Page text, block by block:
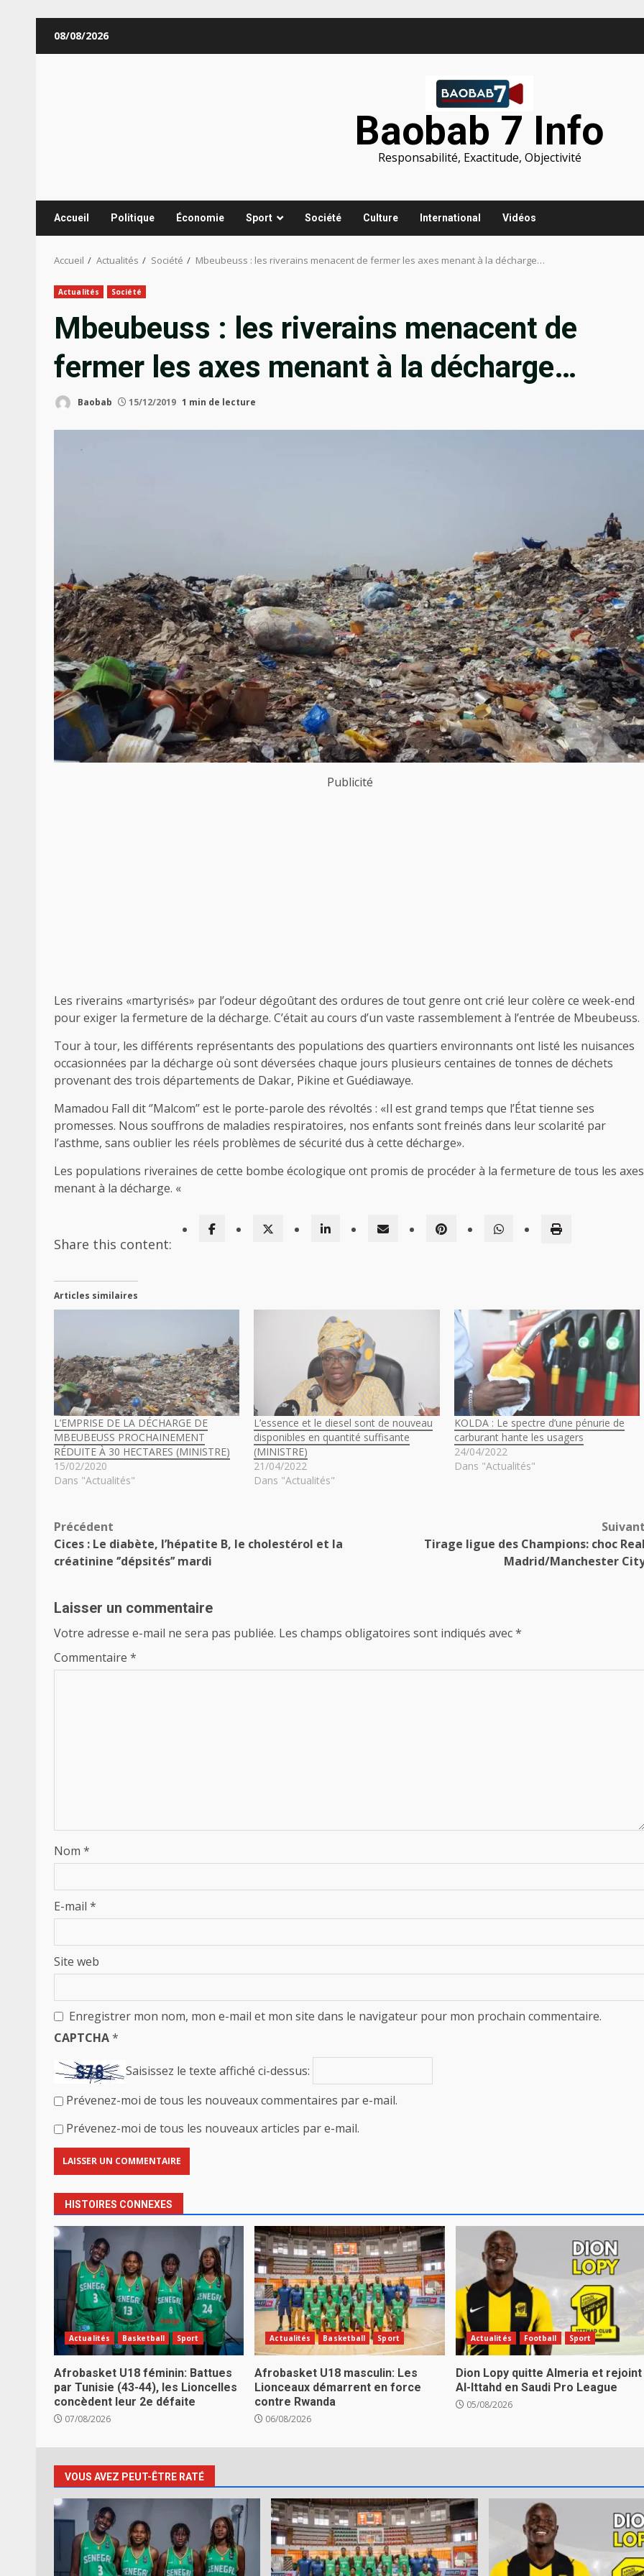
08/08/2026
Baobab 7 Info
Responsabilité, Exactitude, Objectivité
Accueil Politique Économie Sport Société Culture International Vidéos
Accueil Actualités Société Mbeubeuss : les riverains menacent de fermer les axes menant à la décharge…
Actualités Société
Mbeubeuss : les riverains menacent de
fermer les axes menant à la décharge…
Baobab 15/12/2019 1 min de lecture
Publicité
Les riverains «martyrisés» par l’odeur dégoûtant des ordures de tout genre ont crié leur colère ce week-end
pour exiger la fermeture de la décharge. C’était au cours d’un vaste rassemblement à l’entrée de Mbeubeuss.
Tour à tour, les différents représentants des populations des quartiers environnants ont listé les nuisances
occasionnées par la décharge où sont déversées chaque jours plusieurs centaines de tonnes de déchets
provenant des trois départements de Dakar, Pikine et Guédiawaye.
Mamadou Fall dit ‘’Malcom’’ est le porte-parole des révoltés : «Il est grand temps que l’État tienne ses
promesses. Nous souffrons de maladies respiratoires, nos enfants sont freinés dans leur scolarité par
l’asthme, sans oublier les réels problèmes de sécurité dus à cette décharge».
Les populations riveraines de cette bombe écologique ont promis de procéder à la fermeture de tous les axes
menant à la décharge. «
Share this content:
Articles similaires
L’EMPRISE DE LA DÉCHARGE DE
MBEUBEUSS PROCHAINEMENT
RÉDUITE À 30 HECTARES (MINISTRE)
15/02/2020
Dans "Actualités"
L’essence et le diesel sont de nouveau
disponibles en quantité suffisante
(MINISTRE)
21/04/2022
Dans "Actualités"
KOLDA : Le spectre d’une pénurie de
carburant hante les usagers
24/04/2022
Dans "Actualités"
Navigation
d’article
Précédent
Cices : Le diabète, l’hépatite B, le cholestérol et la
créatinine ‘’dépsités’’ mardi
Suivant
Tirage ligue des Champions: choc Real
Madrid/Manchester
Laisser un commentaire
Votre adresse e-mail ne sera pas publiée. Les champs obligatoires sont indiqués avec*
Commentaire *
Nom *
E-mail *
Site web
Enregistrer mon nom, mon e-mail et mon site dans le navigateur pour mon prochain commentaire.
CAPTCHA*
Saisissez le texte affiché ci-dessus:
Prévenez-moi de tous les nouveaux commentaires par e-mail.
Prévenez-moi de tous les nouveaux articles par e-mail.
HISTOIRES CONNEXES
Actualités Basketball Sport
Afrobasket U18 féminin: Battues
par Tunisie (43-44), les Lioncelles
concèdent leur 2e défaite
07/08/2026
Actualités Basketball Sport
Afrobasket U18 masculin: Les
Lionceaux démarrent en force
contre Rwanda
06/08/2026
Actualités Football Sport
Dion Lopy quitte Almeria et rejoint
Al-Ittahd en Saudi Pro League
05/08/2026
VOUS AVEZ PEUT-ÊTRE RATÉ